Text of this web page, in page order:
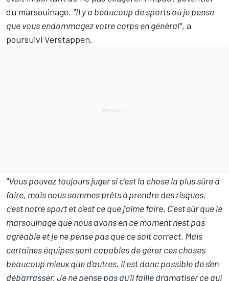
du marsouinage. "Il y a beaucoup de sports où je pense
que vous endommagez votre corps en général", a
poursuivi Verstappen.
"Vous pouvez toujours juger si c'est la chose la plus sûre à
faire, mais nous sommes prêts à prendre des risques,
c'est notre sport et c'est ce que j'aime faire. C'est sûr que le
marsouinage que nous avons en ce moment n'est pas
agréable et je ne pense pas que ce soit correct. Mais
certaines équipes sont capables de gérer ces choses
beaucoup mieux que d'autres, il est donc possible de s'en
débarrasser. Je ne pense pas qu'il faille dramatiser ce qui